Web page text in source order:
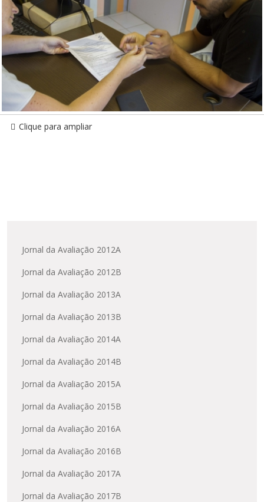
Clique para ampliar
Jornal da Avaliação 2012A
Jornal da Avaliação 2012B
Jornal da Avaliação 2013A
Jornal da Avaliação 2013B
Jornal da Avaliação 2014A
Jornal da Avaliação 2014B
Jornal da Avaliação 2015A
Jornal da Avaliação 2015B
Jornal da Avaliação 2016A
Jornal da Avaliação 2016B
Jornal da Avaliação 2017A
Jornal da Avaliação 2017B